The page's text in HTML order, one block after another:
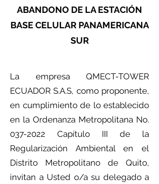
ABANDONO DE LA ESTACIÓN
BASE CELULAR PANAMERICANA
SUR
La empresa QMECT-TOWER
ECUADOR S.A.S, como proponente,
en cumplimiento de lo establecido
en la Ordenanza Metropolitana No.
037-2022 Capítulo III de la
Regularización Ambiental en el
Distrito Metropolitano de Quito,
invitan a Usted o/a su delegado a